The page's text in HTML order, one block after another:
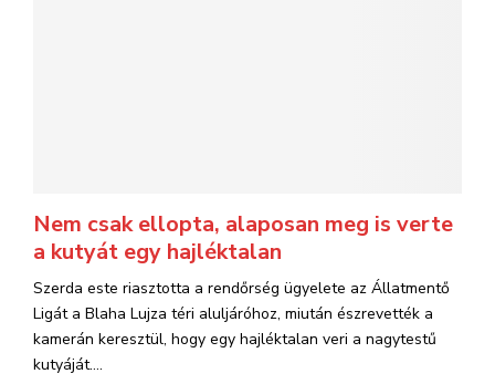
Nem csak ellopta, alaposan meg is verte
a kutyát egy hajléktalan
Szerda este riasztotta a rendőrség ügyelete az Állatmentő
Ligát a Blaha Lujza téri aluljáróhoz, miután észrevették a
kamerán keresztül, hogy egy hajléktalan veri a nagytestű
kutyáját....